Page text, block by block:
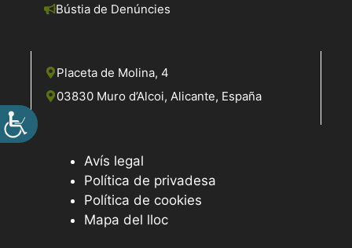
Bústia de Denúncies
Placeta de Molina, 4
03830 Muro d’Alcoi, Alicante, España
Avís legal
Política de privadesa
Política de cookies
Mapa del lloc